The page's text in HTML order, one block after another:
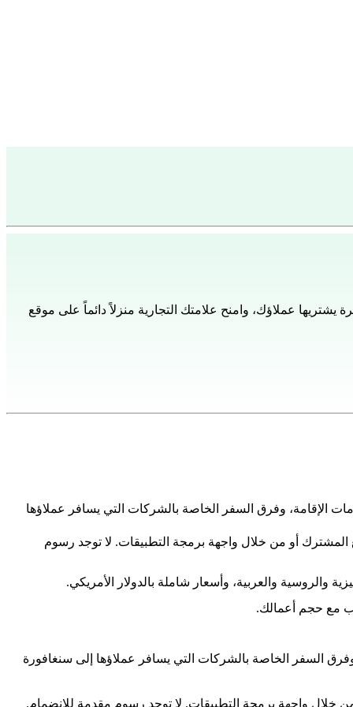
عملاؤك، وامنح علامتك التجارية منزلاً دائماً على موقع
الإقامة، وفرق السفر الخاصة بالشركات التي يسافر عملاؤها
أو من خلال واجهة برمجة التطبيقات. لا توجد رسوم
مع حجم أعمالك.
السفر الخاصة بالشركات التي يسافر عملاؤها إلى سنغافورة
خلال واجهة برمجة التطبيقات. لا توجد رسوم مقدمة للانضمام.